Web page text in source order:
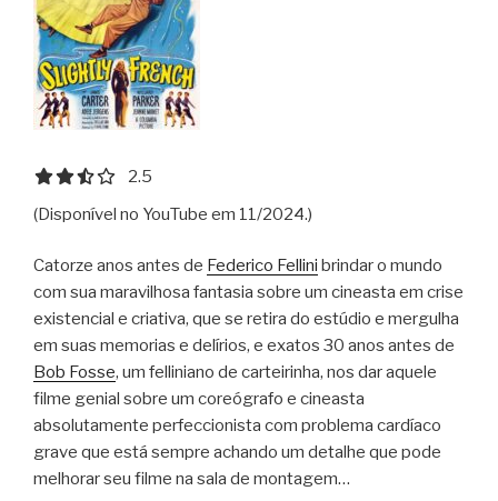
2.5 out of 5.0 stars
2.5
(Disponível no YouTube em 11/2024.)
Catorze anos antes de Federico Fellini brindar o mundo
com sua maravilhosa fantasia sobre um cineasta em crise
existencial e criativa, que se retira do estúdio e mergulha
em suas memorias e delírios, e exatos 30 anos antes de
Bob Fosse, um felliniano de carteirinha, nos dar aquele
filme genial sobre um coreógrafo e cineasta
absolutamente perfeccionista com problema cardíaco
grave que está sempre achando um detalhe que pode
melhorar seu filme na sala de montagem…